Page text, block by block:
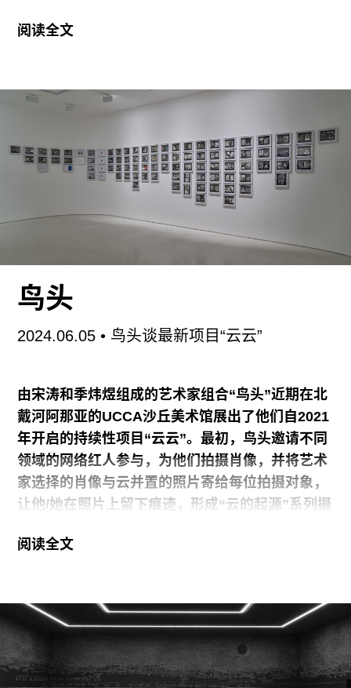
家——包括玛丽娜·阿布拉莫维奇（MARINA
DZAMA），杰夫·昆斯（JEFF KOONS），瓦吉纳
（JORDAN WOLFSON）——听他们讲述了各自
的幼年经历对如今作为艺术家的生涯产生了何种影
响。在节选自该书的下文中，黄炳将他荒诞主义动
画录像的源头定位到了他在香港长大的童年经历
厨师，后来成了餐厅经理。他开了自己的公司，但
寓楼里。我妈妈是一名家庭主妇。我们家没有任何
很正常——我父母是他们家族里第一代在香港长大
的人。我曾祖父从红色大陆逃到香港，那时香港仍
然很不发达。他们靠卖苏打水和可口可乐为生。我
爸十二岁就开始进入餐饮业工作。他们都不得不拼
命工作才能维持生计，根本没有机会发展自己的兴
趣或爱好。所以，我是在一个不知艺术为何物的环
他们从不告诉我应该过哪种生活，只要我有钱给他
穷还是富，这都是一个必要的姿态。
阅读全文
鸟头
2024.06.05• 鸟头谈最新项目“云云”
由宋涛和季炜煜组成的艺术家组合“鸟头”近期在北
戴河阿那亚的UCCA沙丘美术馆展出了他们自2021
年开启的持续性项目 “云云”。最初，鸟头邀请不同
领域的网络红人参与，为他们拍摄肖像，并将艺术
家选择的肖像与云并置的照片寄给每位拍摄对象，
让他/她在照片上留下痕迹，形成“云的起源”系列摄
通过摄影、影像、装置等媒介，呈现社交媒体的质
“云云”是一个充满未知的项目，启动的时候我们对
它没有设定具体的创作预期，在推进的过程中也没
办法预估它最终会发展成什么。整个项目是一点一
点形成而非按照既定的创作或展览计划执行的。从
阅读全文